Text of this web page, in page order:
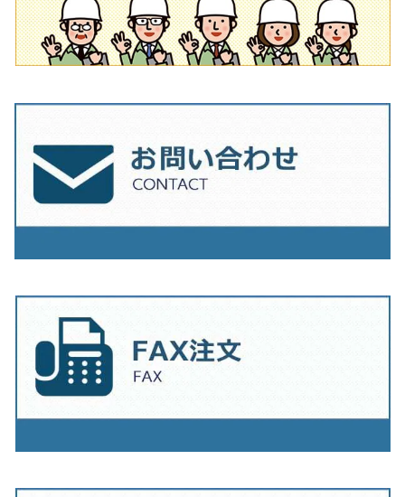
230mm（9インチ）
205mm（8インチ）
230mm（9インチ）
180ｍｍ（7インチ）
205mm（8インチ）